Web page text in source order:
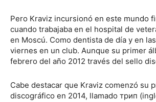
Pero Kraviz incursionó en este mundo
cuando trabajaba en el hospital de
en Moscú. Como dentista de día y en
viernes en un club. Aunque su primer
febrero del año 2012 través del sello
Cabe destacar que Kraviz comenzó su
discográfico en 2014, llamado трип